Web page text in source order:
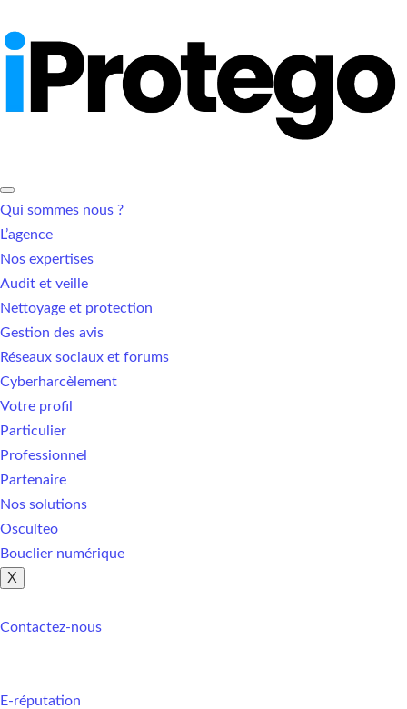
Qui sommes nous ?
L’agence
Nos expertises
Audit et veille
Nettoyage et protection
Gestion des avis
Réseaux sociaux et forums
Cyberharcèlement
Votre profil
Particulier
Professionnel
Partenaire
Nos solutions
Osculteo
Bouclier numérique
X
Contactez-nous
E-réputation